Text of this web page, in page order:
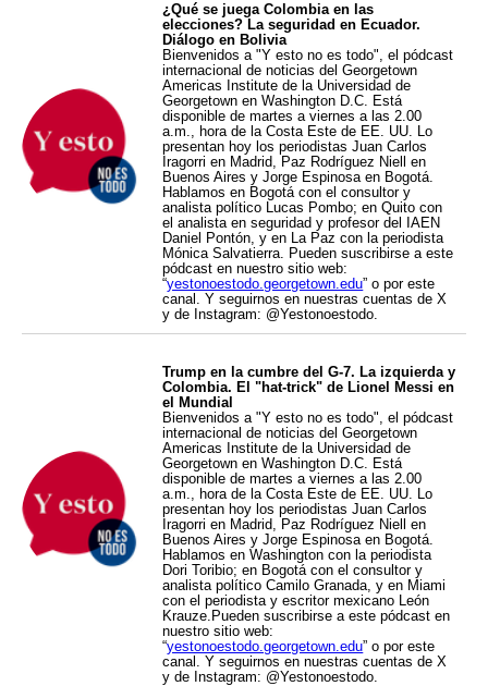
¿Qué se juega Colombia en las
elecciones? La seguridad en Ecuador.
Diálogo en Bolivia
Bienvenidos a "Y esto no es todo", el pódcast
internacional de noticias del Georgetown
Americas Institute de la Universidad de
Georgetown en Washington D.C. Está
disponible de martes a viernes a las 2.00
a.m., hora de la Costa Este de EE. UU. Lo
presentan hoy los periodistas Juan Carlos
Iragorri en Madrid, Paz Rodríguez Niell en
Buenos Aires y Jorge Espinosa en Bogotá.
Hablamos en Bogotá con el consultor y
analista político Lucas Pombo; en Quito con
el analista en seguridad y profesor del IAEN
Daniel Pontón, y en La Paz con la periodista
Mónica Salvatierra. Pueden suscribirse a este
pódcast en nuestro sitio web:
“yestonoestodo.georgetown.edu” o por este
canal. Y seguirnos en nuestras cuentas de X
y de Instagram: @Yestonoestodo.
Trump en la cumbre del G-7. La izquierda y
Colombia. El "hat-trick" de Lionel Messi en
el Mundial
Bienvenidos a "Y esto no es todo", el pódcast
internacional de noticias del Georgetown
Americas Institute de la Universidad de
Georgetown en Washington D.C. Está
disponible de martes a viernes a las 2.00
a.m., hora de la Costa Este de EE. UU. Lo
presentan hoy los periodistas Juan Carlos
Iragorri en Madrid, Paz Rodríguez Niell en
Buenos Aires y Jorge Espinosa en Bogotá.
Hablamos en Washington con la periodista
Dori Toribio; en Bogotá con el consultor y
analista político Camilo Granada, y en Miami
con el periodista y escritor mexicano León
Krauze.Pueden suscribirse a este pódcast en
nuestro sitio web:
“yestonoestodo.georgetown.edu” o por este
canal. Y seguirnos en nuestras cuentas de X
y de Instagram: @Yestonoestodo.